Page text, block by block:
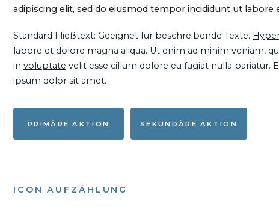
adipiscing elit, sed do eiusmod tempor incididunt ut labore
Standard Fließtext: Geeignet für beschreibende Texte.
labore et dolore magna aliqua. Ut enim ad minim veniam,
in voluptate velit esse cillum dolore eu fugiat nulla
ipsum dolor sit amet.
PRIMÄRE AKTION SEKUNDÄRE AKTION
ICON AUFZÄHLUNG